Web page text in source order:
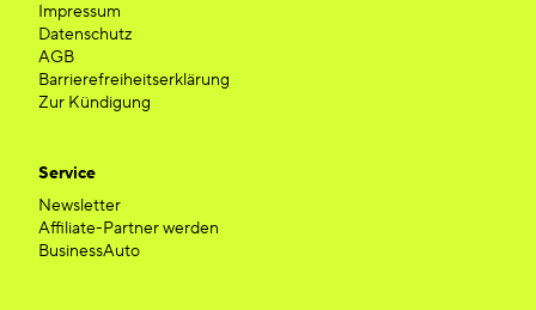
Impressum
Datenschutz
AGB
Barrierefreiheitserklärung
Zur Kündigung
Service
Newsletter
Affiliate-Partner werden
BusinessAuto